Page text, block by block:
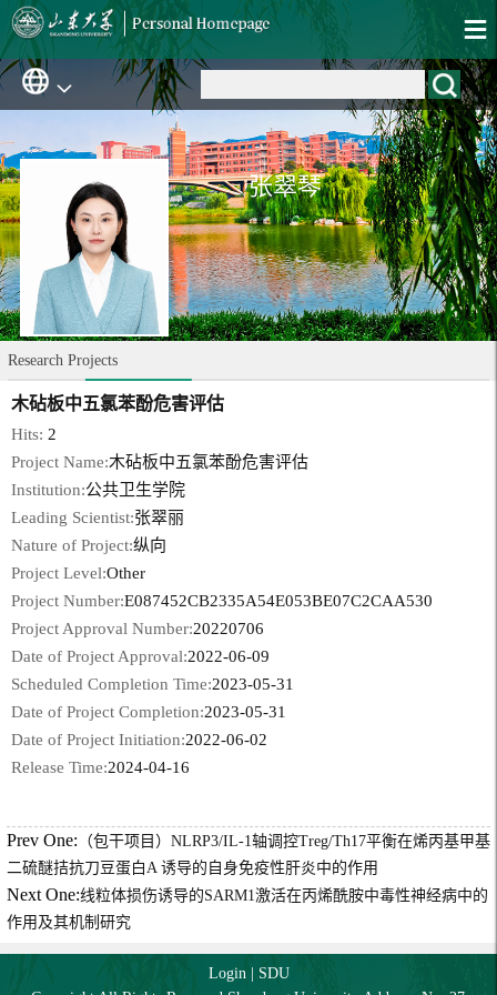
张翠琴
Research Projects
木砧板中五氯苯酚危害评估
Hits:2
Project Name:木砧板中五氯苯酚危害评估
Institution:公共卫生学院
Leading Scientist:张翠丽
Nature of Project:纵向
Project Level:Other
Project Number:E087452CB2335A54E053BE07C2CAA530
Project Approval Number:20220706
Date of Project Approval:2022-06-09
Scheduled Completion Time:2023-05-31
Date of Project Completion:2023-05-31
Date of Project Initiation:2022-06-02
Release Time:2024-04-16
Prev One: （包干项目）NLRP3/IL-1轴调控Treg/Th17平衡在烯丙基甲基
二硫醚拮抗刀豆蛋白A 诱导的自身免疫性肝炎中的作用
Next One:线粒体损伤诱导的SARM1激活在丙烯酰胺中毒性神经病中的
作用及其机制研究
Login| SDU